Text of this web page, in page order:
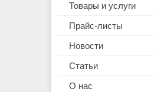
Товары и услуги
Прайс-листы
Новости
Статьи
О нас